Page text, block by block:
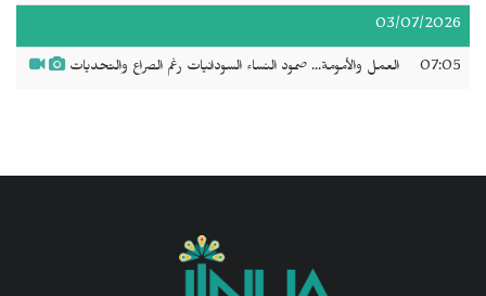
03/07/2026
07:05 العمل والأمومة... صمود النساء السودانيات رغم الصراع والتحديات